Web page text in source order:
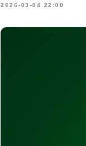
2026-03-04 22:00